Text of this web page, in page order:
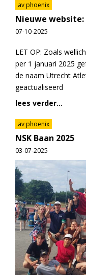
av phoenix
Nieuwe
07-10-2025
LET OP: Zoals
per 1 januari 2025
de naam Utrecht
geactualiseerd
lees verder...
av phoenix
NSK Baan 2025
03-07-2025